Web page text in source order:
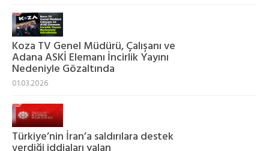
Koza TV Genel Müdürü, Çalışanı ve
Adana ASKİ Elemanı İncirlik Yayını
Nedeniyle Gözaltında
01.03.2026
Türkiye’nin İran’a saldırılara destek